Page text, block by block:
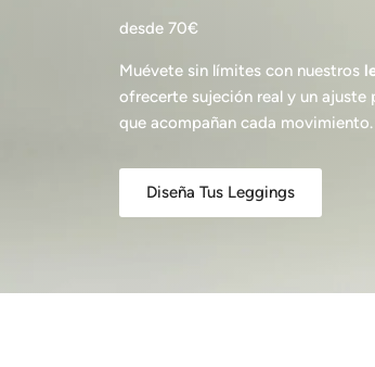
desde 70€
Muévete sin límites con nuestros
ofrecerte sujeción real y un
que acompañan cada movimiento.
Diseña Tus Leggings